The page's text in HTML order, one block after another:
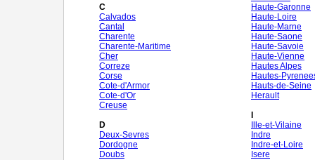
C
Calvados
Cantal
Charente
Charente-Maritime
Cher
Correze
Corse
Cote-d'Armor
Cote-d'Or
Creuse
D
Deux-Sevres
Dordogne
Doubs
Haute-Garonne
Haute-Loire
Haute-Marne
Haute-Saone
Haute-Savoie
Haute-Vienne
Hautes Alpes
Hautes-
Hauts-de-Seine
Herault
Ille-et-Vilaine
Indre
Indre-et-Loire
Isere